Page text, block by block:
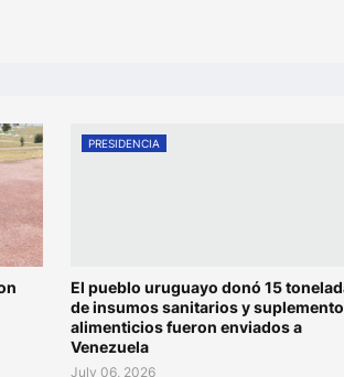
PRESIDENCIA
El pueblo uruguayo donó 15
de insumos sanitarios y
alimenticios fueron enviados a
Venezuela
July 06, 2026